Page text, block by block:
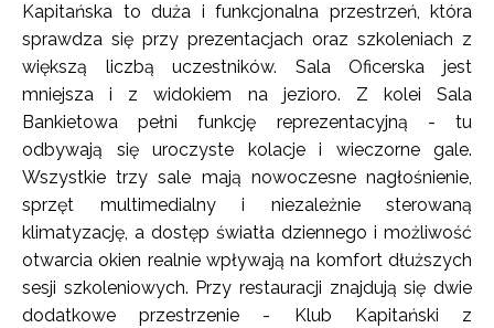
Kapitańska to duża i funkcjonalna przestrzeń, która
sprawdza się przy prezentacjach oraz szkoleniach z
większą liczbą uczestników. Sala Oficerska jest
mniejsza i z widokiem na jezioro. Z kolei Sala
Bankietowa pełni funkcję reprezentacyjną - tu
odbywają się uroczyste kolacje i wieczorne gale.
Wszystkie trzy sale mają nowoczesne nagłośnienie,
sprzęt multimedialny i niezależnie sterowaną
klimatyzację, a dostęp światła dziennego i możliwość
otwarcia okien realnie wpływają na komfort dłuższych
sesji szkoleniowych. Przy restauracji znajdują się dwie
dodatkowe przestrzenie - Klub Kapitański z